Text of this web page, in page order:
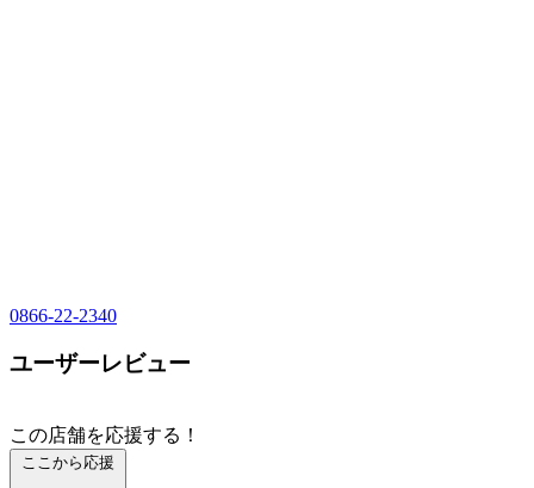
0866-22-2340
ユーザーレビュー
この店舗を応援する！
ここから応援